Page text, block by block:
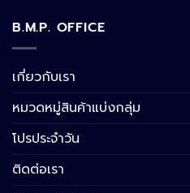
B.M.P. OFFICE
เกี่ยวกับเรา
หมวดหมู่สินค้าแบ่งกลุ่ม
โปรประจำวัน
ติดต่อเรา